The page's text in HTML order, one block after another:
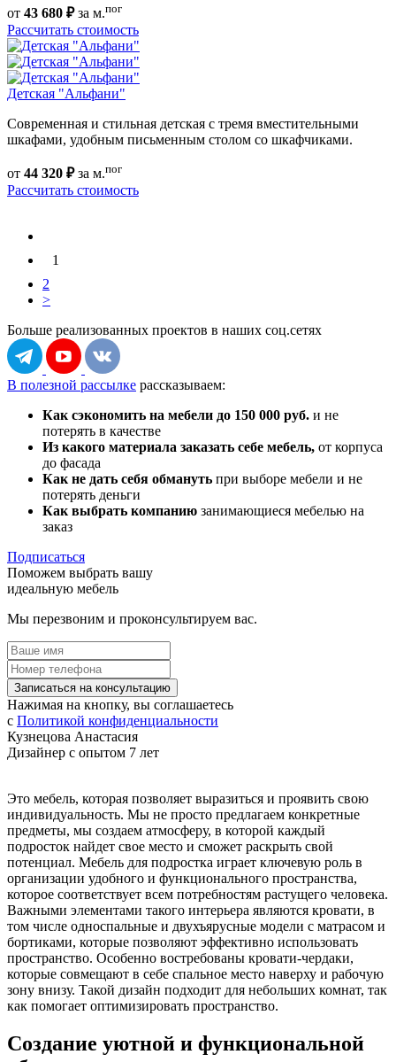
от 43 680 ₽за м.пог
Рассчитать стоимость
Детская "Альфани"
Современная и стильная детская с тремя вместительными
шкафами, удобным письменным столом со шкафчиками.
от 44 320 ₽за м.пог
Рассчитать стоимость
1
2
>
Больше реализованных проектов в наших соц.сетях
В полезной рассылке рассказываем:
Как сэкономить на мебели до 150 000 руб. и не
потерять в качестве
Из какого материала заказать себе мебель, от корпуса
до фасада
Как не дать себя обмануть при выборе мебели и не
потерять деньги
Как выбрать компанию занимающиеся мебелью на
заказ
Подписаться
Поможем выбрать вашу
идеальную мебель
Мы перезвоним и проконсультируем вас.
Записаться на консультацию
Нажимая на кнопку, вы соглашаетесь
с Политикой конфиденциальности
Кузнецова Анастасия
Дизайнер с опытом 7 лет
Это мебель, которая позволяет выразиться и проявить свою
индивидуальность. Мы не просто предлагаем конкретные
предметы, мы создаем атмосферу, в которой каждый
подросток найдет свое место и сможет раскрыть свой
потенциал. Мебель для подростка играет ключевую роль в
организации удобного и функционального пространства,
которое соответствует всем потребностям растущего человека.
Важными элементами такого интерьера являются кровати, в
том числе односпальные и двухъярусные модели с матрасом и
бортиками, которые позволяют эффективно использовать
пространство. Особенно востребованы кровати-чердаки,
которые совмещают в себе спальное место наверху и рабочую
зону внизу. Такой дизайн подходит для небольших комнат, так
как помогает оптимизировать пространство.
Создание уютной и функциональной